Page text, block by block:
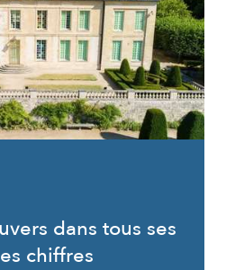
dans tous ses
chiffres